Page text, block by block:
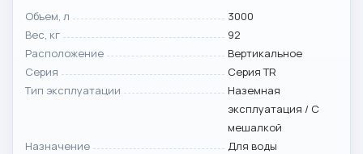
Объем, л
3000
Вес, кг
92
Расположение
Вертикальное
Серия
Серия TR
Тип эксплуатации
Наземная
эксплуатация / С
мешалкой
Назначение
Для воды